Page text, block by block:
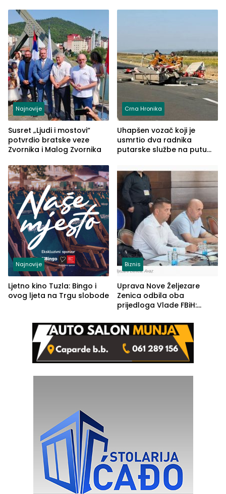
Najnovije
Susret „Ljudi i mostovi“
potvrdio bratske veze
Zvornika i Malog Zvornika
Crna Hronika
Uhapšen vozač koji je
usmrtio dva radnika
putarske službe na putu
(FOTO)
Najnovije
Ljetno kino Tuzla: Bingo i
ovog ljeta na Trgu slobode
Biznis
Uprava Nove Željezare
Zenica odbila oba
prijedloga Vlade FBiH:
rješenje